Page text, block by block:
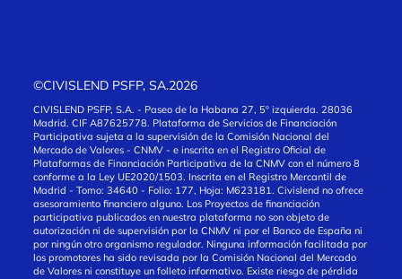
©CIVISLEND PSFP, SA.2026
CIVISLEND PSFP, S.A. - Paseo de la Habana 27, 5º izquierda. 28036
Madrid. CIF A87625778. Plataforma de Servicios de Financiación
Participativa sujeta a la supervisión de la Comisión Nacional del
Mercado de Valores - CNMV - e inscrita en el Registro Oficial de
Plataformas de Financiación Participativa de la CNMV con el número 8
conforme a la Ley UE2020/1503. Inscrita en el Registro Mercantil de
Madrid - Tomo: 34640 - Folio: 177, Hoja: M623181. Civislend no ofrece
asesoramiento financiero alguno. Los Proyectos de financiación
participativa publicados en nuestra plataforma no son objeto de
autorización ni de supervisión por la CNMV ni por el Banco de España ni
por ningún otro organismo regulador. Ninguna información facilitada por
los promotores ha sido revisada por la Comisión Nacional del Mercado
de Valores ni constituye un folleto informativo. Existe riesgo de pérdida